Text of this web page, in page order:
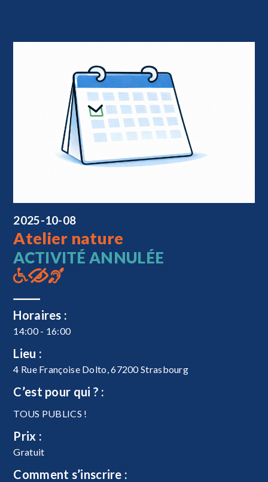
2025-10-08
Atelier nature
ACTIVITÉ ANNULÉE
Horaires :
14:00 - 16:00
Lieu :
4 Rue Françoise Dolto, 67200 Strasbourg
C’est pour qui ? :
TOUS PUBLICS !
Prix :
Gratuit
Comment s’inscrire :